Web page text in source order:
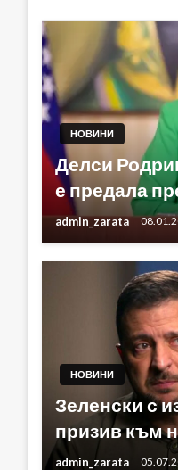
НОВИНИ
Делси
е предала
admin_zarata
НОВИНИ
Зеленски с
призив към
admin_zarata